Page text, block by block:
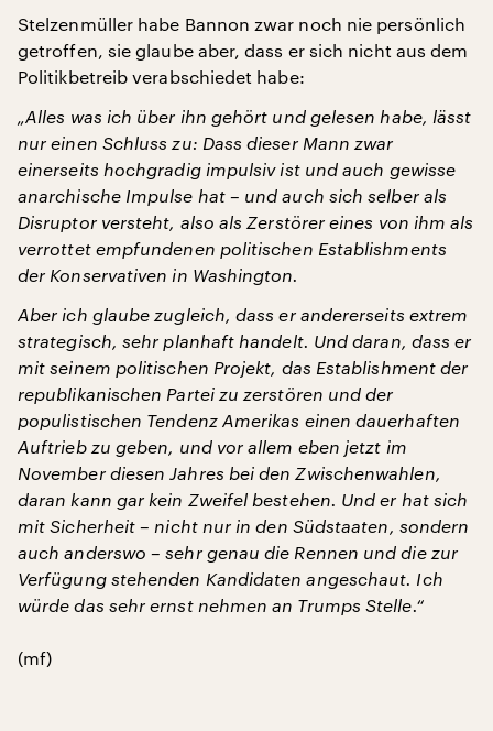
Stelzenmüller habe Bannon zwar noch nie persönlich
getroffen, sie glaube aber, dass er sich nicht aus dem
Politikbetreib verabschiedet habe:
„Alles was ich über ihn gehört und gelesen habe, lässt
nur einen Schluss zu: Dass dieser Mann zwar
einerseits hochgradig impulsiv ist und auch gewisse
anarchische Impulse hat – und auch sich selber als
Disruptor versteht, also als Zerstörer eines von ihm als
verrottet empfundenen politischen Establishments
der Konservativen in Washington.
Aber ich glaube zugleich, dass er andererseits extrem
strategisch, sehr planhaft handelt. Und daran, dass er
mit seinem politischen Projekt, das Establishment der
republikanischen Partei zu zerstören und der
populistischen Tendenz Amerikas einen dauerhaften
Auftrieb zu geben, und vor allem eben jetzt im
November diesen Jahres bei den Zwischenwahlen,
daran kann gar kein Zweifel bestehen. Und er hat sich
mit Sicherheit – nicht nur in den Südstaaten, sondern
auch anderswo – sehr genau die Rennen und die zur
Verfügung stehenden Kandidaten angeschaut. Ich
würde das sehr ernst nehmen an Trumps Stelle.“
(mf)